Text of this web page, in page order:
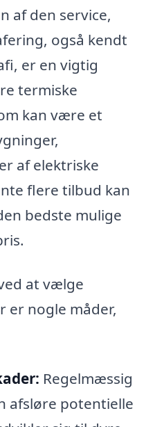
af den service,
også kendt
er en vigtig
termiske
kan være et
af elektriske
flere tilbud kan
bedste mulige
at vælge
er nogle måder,
Regelmæssig
afsløre potentielle